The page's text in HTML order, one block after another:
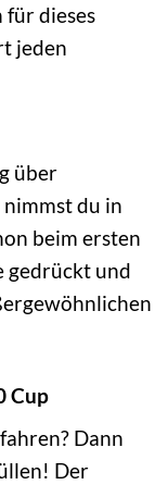
für dieses
jeden
über
du in
beim ersten
gedrückt und
Cup
Dann
Der